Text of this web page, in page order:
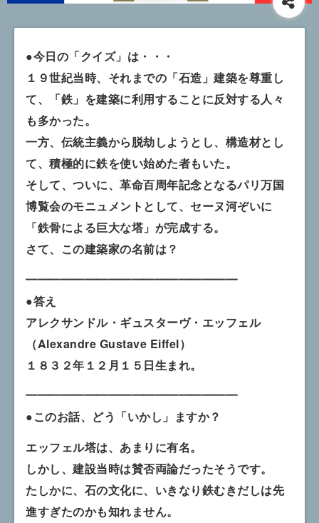
●今日の「クイズ」は・・・
１９世紀当時、それまでの「石造」建築を尊重し
て、「鉄」を建築に利用することに反対する人々
も多かった。
一方、伝統主義から脱劫しようとし、構造材とし
て、積極的に鉄を使い始めた者もいた。
そして、ついに、革命百周年記念となるパリ万国
博覧会のモニュメントとして、セーヌ河ぞいに
「鉄骨による巨大な塔」が完成する。
さて、この建築家の名前は？
━━━━━━━━━━━━━━━━━━
●答え
アレクサンドル・ギュスターヴ・エッフェル
（Alexandre Gustave Eiffel）
１８３２年１２月１５日生まれ。
━━━━━━━━━━━━━━━━━━
●このお話、どう「いかし」ますか？
エッフェル塔は、あまりに有名。
しかし、建設当時は賛否両論だったそうです。
たしかに、石の文化に、いきなり鉄むきだしは先
進すぎたのかも知れません。